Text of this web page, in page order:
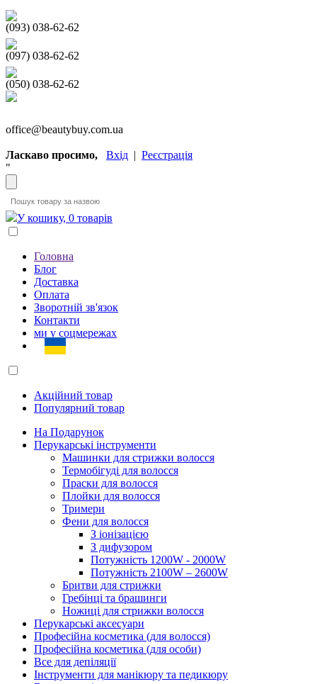
(093) 038-62-62
(097) 038-62-62
(050) 038-62-62
office@beautybuy.com.ua
Ласкаво просимо, Вхід | Реєстрація
"
У кошику, 0 товарів
Головна
Блог
Доставка
Оплата
Зворотній зв'язок
Контакти
ми у соцмережах
Акційний товар
Популярний товар
На Подарунок
Перукарські інструменти
Машинки для стрижки волосся
Термобігуді для волосся
Праски для волосся
Плойки для волосся
Тримери
Фени для волосся
З іонізацією
З дифузором
Потужність 1200W - 2000W
Потужність 2100W – 2600W
Бритви для стрижки
Гребінці та брашинги
Ножиці для стрижки волосся
Перукарські аксесуари
Професійна косметика (для волосся)
Професійна косметика (для особи)
Все для депіляції
Інструменти для манікюру та педикюру